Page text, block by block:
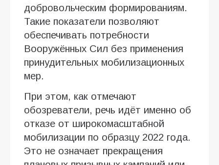
добровольческим формированиям.
Такие показатели позволяют
обеспечивать потребности
Вооружённых Сил без применения
принудительных мобилизационных
мер.
При этом, как отмечают
обозреватели, речь идёт именно об
отказе от широкомасштабной
мобилизации по образцу 2022 года.
Это не означает прекращения